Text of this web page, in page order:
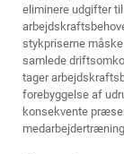
eliminere udgifter
stykpriserne
samlede
tager
forebyggelse af
konsekvente